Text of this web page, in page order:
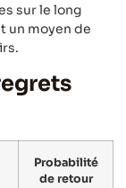
sur le long
un moyen de
Probabilité
de retour